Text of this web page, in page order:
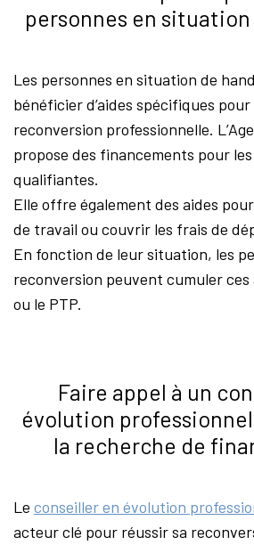
personnes en
Les personnes en situation de
bénéficier d’aides spécifiques
reconversion professionnelle.
propose des financements pour
qualifiantes.
Elle offre également des aides
de travail ou couvrir les frais de
En fonction de leur situation, les
reconversion peuvent cumuler ces
ou le PTP.
Faire appel à un
évolution
la recherche de
Le conseiller en évolution
acteur clé pour réussir sa